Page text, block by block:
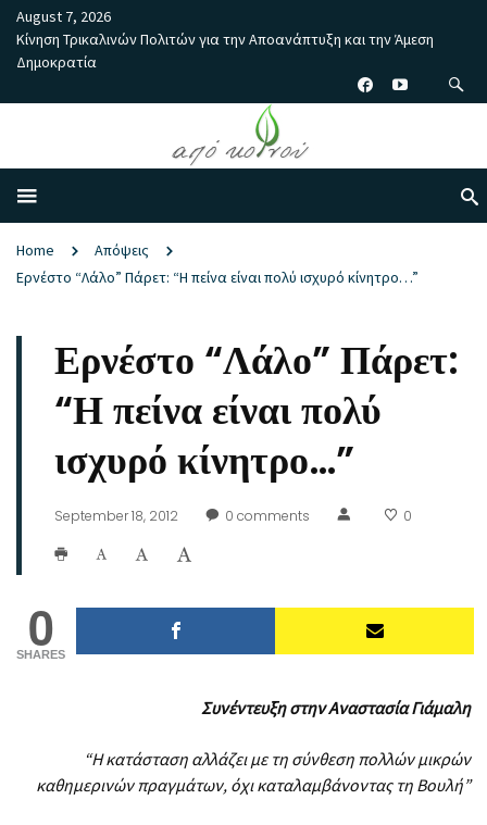
August 7, 2026
Κίνηση Τρικαλινών Πολιτών για την Αποανάπτυξη και την Άμεση
Δημοκρατία
Home
Απόψεις
Ερνέστο “Λάλο” Πάρετ: “Η πείνα είναι πολύ ισχυρό κίνητρο…”
Ερνέστο “Λάλο” Πάρετ:
“Η πείνα είναι πολύ
ισχυρό κίνητρο…”
September 18, 2012 0 comments 0
0
SHARES
Συνέντευξη στην Αναστασία Γιάμαλη
“Η κατάσταση αλλάζει με τη σύνθεση πολλών μικρών
καθημερινών πραγμάτων, όχι καταλαμβάνοντας τη Βουλή”